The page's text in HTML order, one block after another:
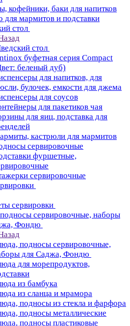
кофейники, баки для напитков
для мармитов и подставки
стол
стол
буфетная серия Compact
беленый дуб)
для напитков, для
булочек, емкости для джема
для соусов
для пакетиков чая
для яиц, подставка для
кастрюли для мармитов
сервировочные
фуршетные,
сервировочные
сервировки
сервировочные, наборы
Фондю
подносы сервировочные,
для Саджа, Фондю
для морепродуктов,
из бамбука
из сланца и мрамора
подносы из стекла и фарфора
подносы металлические
подносы пластиковые